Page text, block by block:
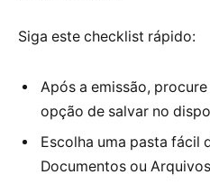
Siga este checklist rápido:
Após a emissão,
opção de salvar no
Escolha uma pasta fácil
Documentos ou